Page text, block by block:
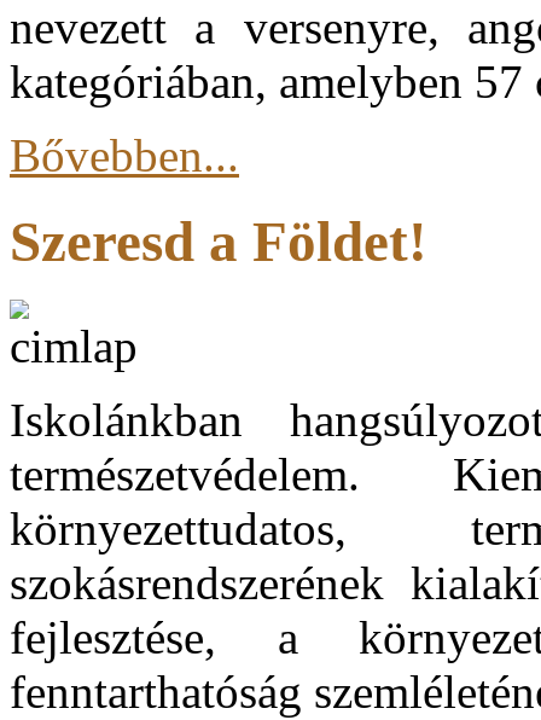
nevezett a versenyre,
kategóriában, amelyben 57
Bővebben...
Szeresd a Földet!
Iskolánkban
természetvédelem.
környezettudatos,
szokásrendszerének
fejlesztése, a
fenntarthatóság